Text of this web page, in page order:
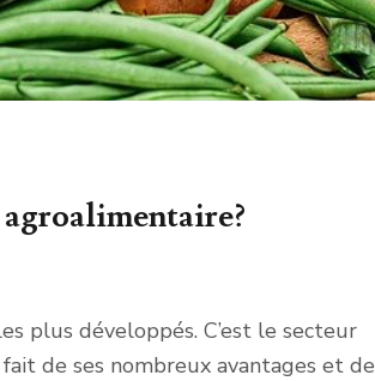
plus développés. C’est le secteur
de ses nombreux avantages et de